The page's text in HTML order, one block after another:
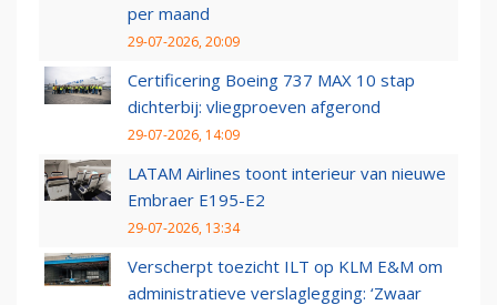
per maand
29-07-2026, 20:09
Certificering Boeing 737 MAX 10 stap
dichterbij: vliegproeven afgerond
29-07-2026, 14:09
LATAM Airlines toont interieur van nieuwe
Embraer E195-E2
29-07-2026, 13:34
Verscherpt toezicht ILT op KLM E&M om
administratieve verslaglegging: ‘Zwaar